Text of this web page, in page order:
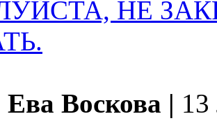
НЕ
Ева Воскова |